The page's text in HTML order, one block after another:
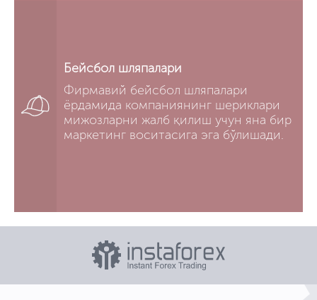
Бейсбол шляпалари
Фирмавий бейсбол шляпалари
ёрдамида компаниянинг шериклари
мижозларни жалб қилиш учун яна бир
маркетинг воситасига эга бўлишади.